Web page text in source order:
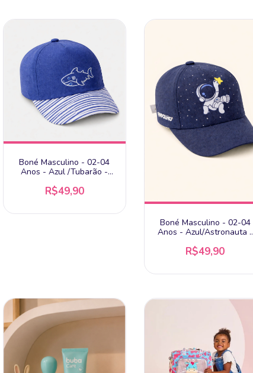
Boné Masculino - 02-04
Anos - Azul /Tubarão -
R$49,90
Boné Masculino - 02-04
Anos - Azul/Astronauta -
R$49,90